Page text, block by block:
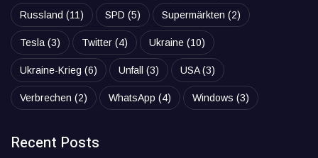
Russland (11) SPD (5) Supermärkten (2)
Tesla(3) Twitter (4) Ukraine (10)
Ukraine-Krieg (6) Unfall (3) USA(3)
Verbrechen (2) WhatsApp (4) Windows (3)
Recent Posts